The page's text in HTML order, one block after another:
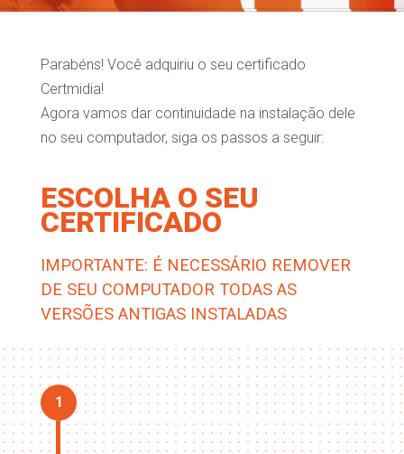
Parabéns! Você adquiriu o seu certificado
Certmidia!
Agora vamos dar continuidade na instalação dele
no seu computador, siga os passos a seguir:
ESCOLHA O SEU
CERTIFICADO
IMPORTANTE: É NECESSÁRIO REMOVER
DE SEU COMPUTADOR TODAS AS
VERSÕES ANTIGAS INSTALADAS
1